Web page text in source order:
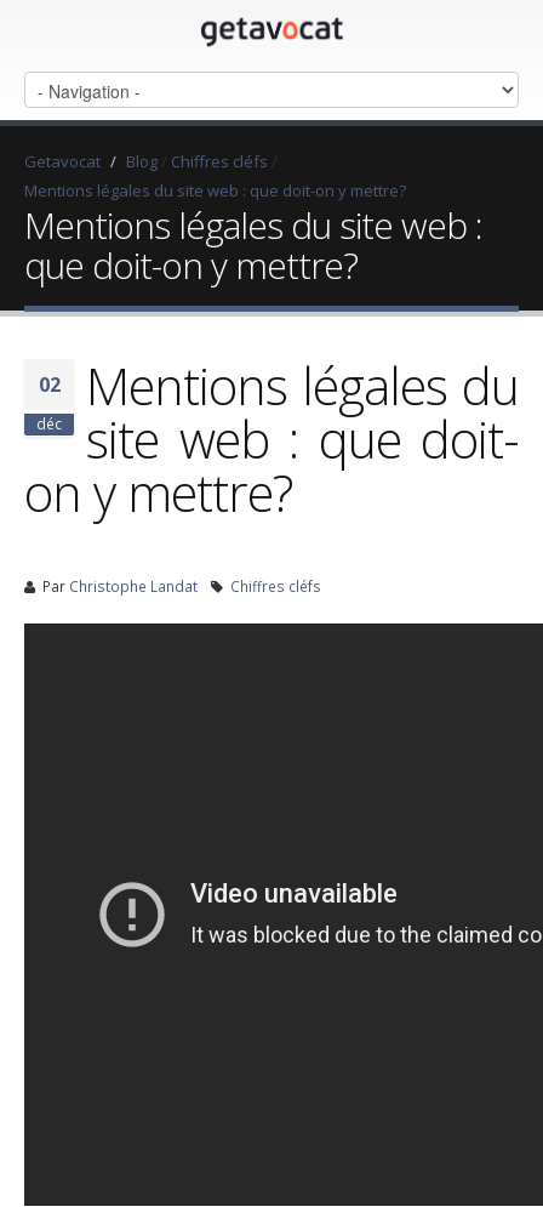
Getavocat / Blog / Chiffres cléfs /
Mentions légales du site web : que doit-on y mettre?
Mentions légales du site web :
que doit-on y mettre?
02
déc
Mentions légales du
site web : que doit-
on y mettre?
Par Christophe Landat Chiffres cléfs